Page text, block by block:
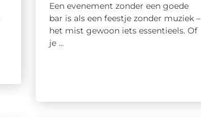
Een evenement zonder een goede
bar is als een feestje zonder muziek –
het mist gewoon iets essentieels. Of
je ...